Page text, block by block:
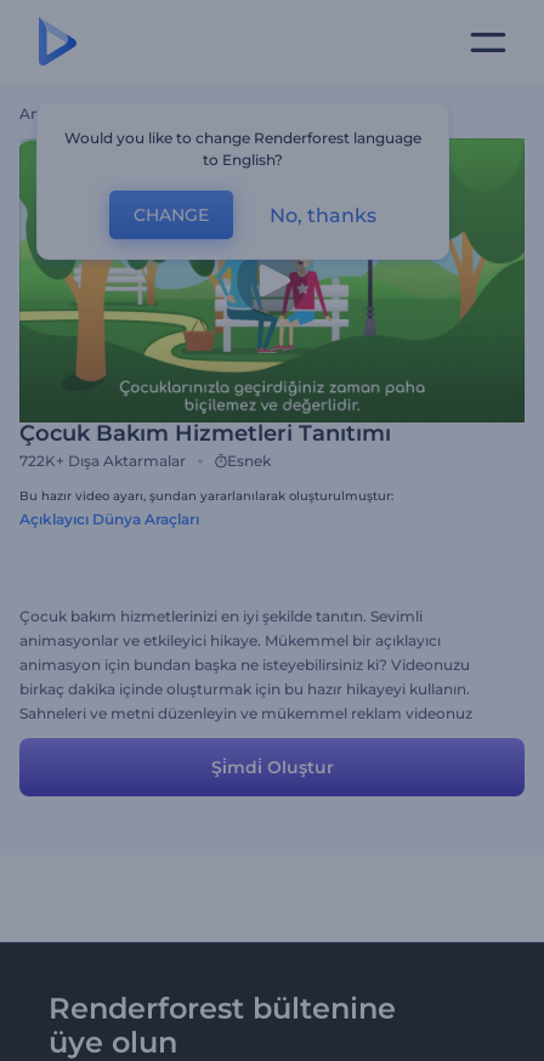
Ana Sayfa
Çocuk Bakım Hizmetleri Tanıtımı
722K+ Dışa Aktarmalar Esnek
Bu hazır video ayarı, şundan yararlanılarak oluşturulmuştur:
Açıklayıcı Dünya Araçları
Çocuk bakım hizmetlerinizi en iyi şekilde tanıtın. Sevimli
animasyonlar ve etkileyici hikaye. Mükemmel bir açıklayıcı
animasyon için bundan başka ne isteyebilirsiniz ki? Videonuzu
birkaç dakika içinde oluşturmak için bu hazır hikayeyi kullanın.
Sahneleri ve metni düzenleyin ve mükemmel reklam videonuz
anında elinizde olsun!
Şi̇mdi̇ Oluştur
Renderforest bültenine
üye olun
Would you like to change Renderforest language
to English?
CHANGE No, thanks